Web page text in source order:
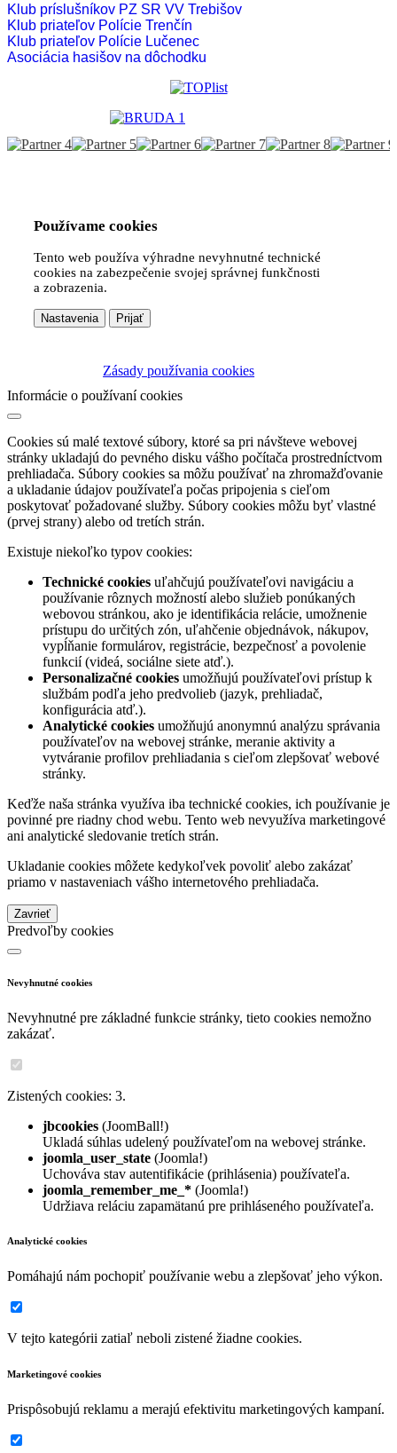
Klub príslušníkov PZ SR VV Trebišov
Klub priateľov Polície Trenčín
Klub priateľov Polície Lučenec
Asociácia hasišov na dôchodku
Používame cookies
Tento web používa výhradne nevyhnutné technické
cookies na zabezpečenie svojej správnej funkčnosti
a zobrazenia.
Nastavenia Prijať
Zásady používania cookies
Informácie o používaní cookies
Cookies sú malé textové súbory, ktoré sa pri návšteve webovej
stránky ukladajú do pevného disku vášho počítača prostredníctvom
prehliadača. Súbory cookies sa môžu používať na zhromažďovanie
a ukladanie údajov používateľa počas pripojenia s cieľom
poskytovať požadované služby. Súbory cookies môžu byť vlastné
(prvej strany) alebo od tretích strán.
Existuje niekoľko typov cookies:
Technické cookies uľahčujú používateľovi navigáciu a
používanie rôznych možností alebo služieb ponúkaných
webovou stránkou, ako je identifikácia relácie, umožnenie
prístupu do určitých zón, uľahčenie objednávok, nákupov,
vypĺňanie formulárov, registrácie, bezpečnosť a povolenie
funkcií (videá, sociálne siete atď.).
Personalizačné cookies umožňujú používateľovi prístup k
službám podľa jeho predvolieb (jazyk, prehliadač,
konfigurácia atď.).
Analytické cookies umožňujú anonymnú analýzu správania
používateľov na webovej stránke, meranie aktivity a
vytváranie profilov prehliadania s cieľom zlepšovať webové
stránky.
Keďže naša stránka využíva iba technické cookies, ich používanie je
povinné pre riadny chod webu. Tento web nevyužíva marketingové
ani analytické sledovanie tretích strán.
Ukladanie cookies môžete kedykoľvek povoliť alebo zakázať
priamo v nastaveniach vášho internetového prehliadača.
Zavrieť
Predvoľby cookies
Nevyhnutné cookies
Nevyhnutné pre základné funkcie stránky, tieto cookies nemožno
zakázať.
Zistených cookies: 3.
jbcookies (JoomBall!)
Ukladá súhlas udelený používateľom na webovej stránke.
joomla_user_state (Joomla!)
Uchováva stav autentifikácie (prihlásenia) používateľa.
joomla_remember_me_* (Joomla!)
Udržiava reláciu zapamätanú pre prihláseného používateľa.
Analytické cookies
Pomáhajú nám pochopiť používanie webu a zlepšovať jeho výkon.
V tejto kategórii zatiaľ neboli zistené žiadne cookies.
Marketingové cookies
Prispôsobujú reklamu a merajú efektivitu marketingových kampaní.